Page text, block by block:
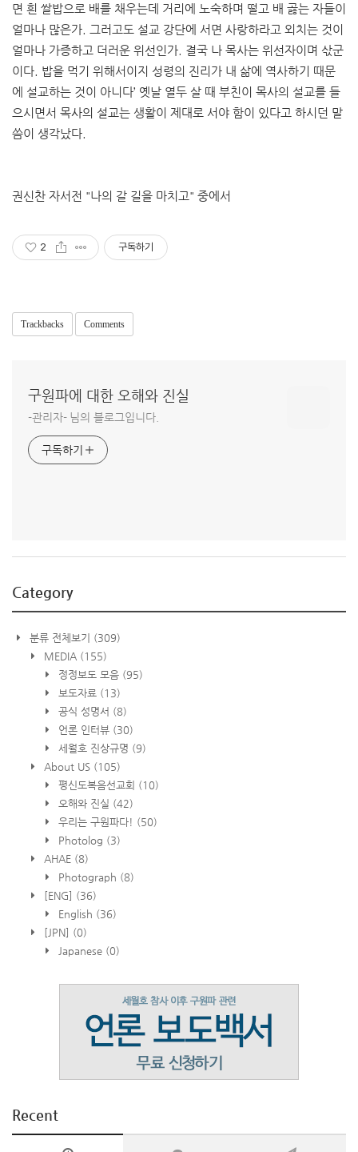
면 흰 쌀밥으로 배를 채우는데 거리에 노숙하며 떨고 배 곯는 자들이
얼마나 많은가. 그러고도 설교 강단에 서면 사랑하라고 외치는 것이
얼마나 가증하고 더러운 위선인가. 결국 나 목사는 위선자이며 삯군
이다. 밥을 먹기 위해서이지 성령의 진리가 내 삶에 역사하기 때문
에 설교하는 것이 아니다’ 옛날 열두 살 때 부친이 목사의 설교를 들
으시면서 목사의 설교는 생활이 제대로 서야 함이 있다고 하시던 말
씀이 생각났다.
권신찬 자서전 "나의 갈 길을 마치고" 중에서
2 구독하기
Trackbacks Comments
구원파에 대한 오해와 진실
-관리자- 님의 블로그입니다.
구독하기
Category
분류 전체보기 (309)
MEDIA (155)
정정보도 모음 (95)
보도자료 (13)
공식 성명서 (8)
언론 인터뷰 (30)
세월호 진상규명 (9)
About US (105)
평신도복음선교회 (10)
오해와 진실 (42)
우리는 구원파다! (50)
Photolog (3)
AHAE (8)
Photograph (8)
[ENG] (36)
English (36)
[JPN] (0)
Japanese (0)
Recent